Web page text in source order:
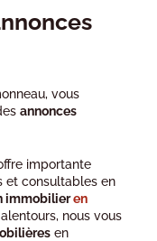
vous
annonces
importante
et consultables en
immobilieren
nous vous
en